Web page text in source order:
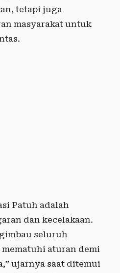
tetapi juga
masyarakat untuk
Patuh adalah
dan kecelakaan.
seluruh
aturan demi
ujarnya saat ditemui